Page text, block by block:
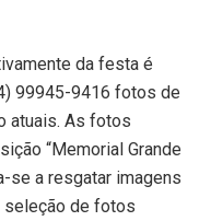
da festa é
99945-9416 fotos de
atuais. As fotos
“Memorial Grande
se a resgatar imagens
seleção de fotos